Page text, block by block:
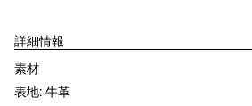
詳細情報
素材
表地: 牛革